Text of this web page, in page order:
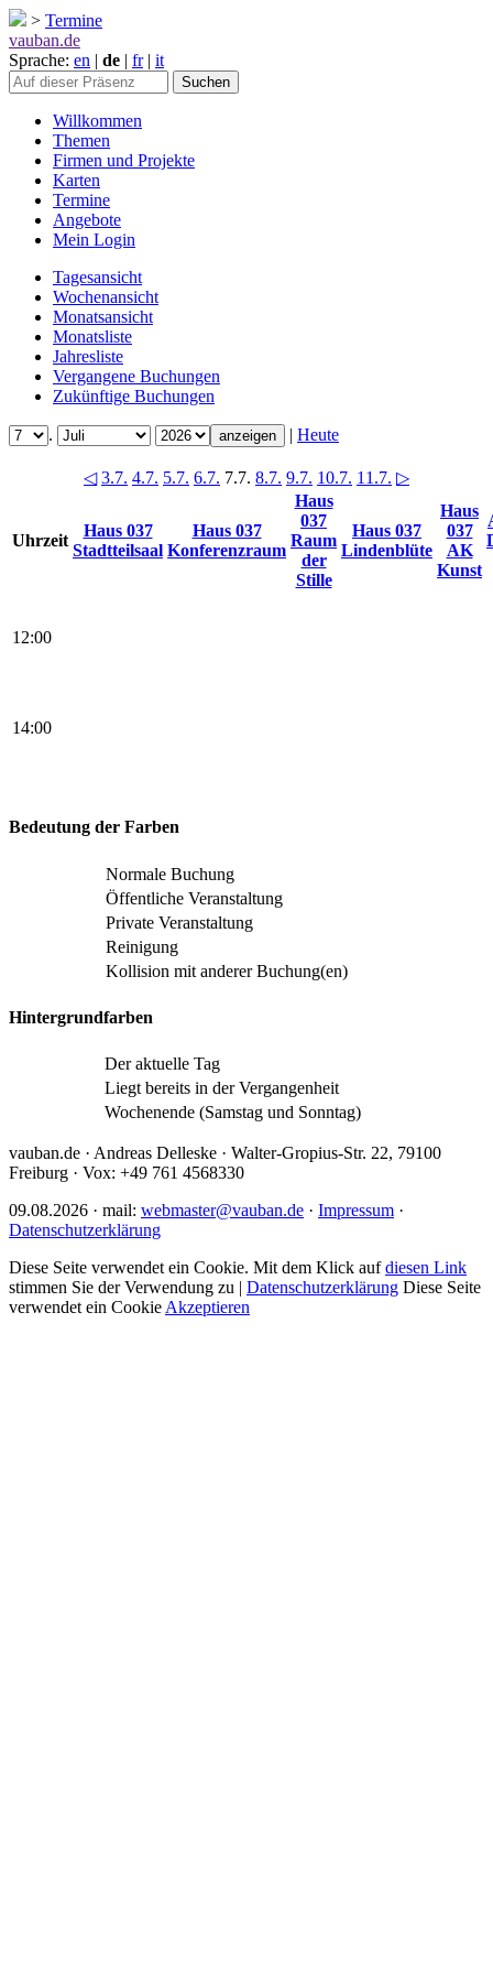
> Termine
vauban.de
Sprache: en | de | fr| it
Willkommen
Themen
Firmen und Projekte
Karten
Termine
Angebote
Mein Login
Tagesansicht
Wochenansicht
Monatsansicht
Monatsliste
Jahresliste
Vergangene Buchungen
Zukünftige Buchungen
. | Heute
◁ 3.7. 4.7. 5.7. 6.7. 7.7. 8.7. 9.7. 10.7. 11.7. ▷
Uhrzeit
Haus 037
Stadtteilsaal
Haus 037
Konferenzraum
Haus
037
Raum
der
Stille
Haus 037
Lindenblüte
Haus
037
AK
Kunst
12:00
14:00
Bedeutung der Farben
Normale Buchung
Öffentliche Veranstaltung
Private Veranstaltung
Reinigung
Kollision mit anderer Buchung(en)
Hintergrundfarben
Der aktuelle Tag
Liegt bereits in der Vergangenheit
Wochenende (Samstag und Sonntag)
vauban.de · Andreas Delleske · Walter-Gropius-Str. 22, 79100
Freiburg · Vox: +49 761 4568330
09.08.2026 · mail: webmaster@vauban.de · Impressum ·
Datenschutzerklärung
Diese Seite verwendet ein Cookie. Mit dem Klick aufdiesen Link
stimmen Sie der Verwendung zu | Datenschutzerklärung Diese Seite
verwendet ein Cookie Akzeptieren